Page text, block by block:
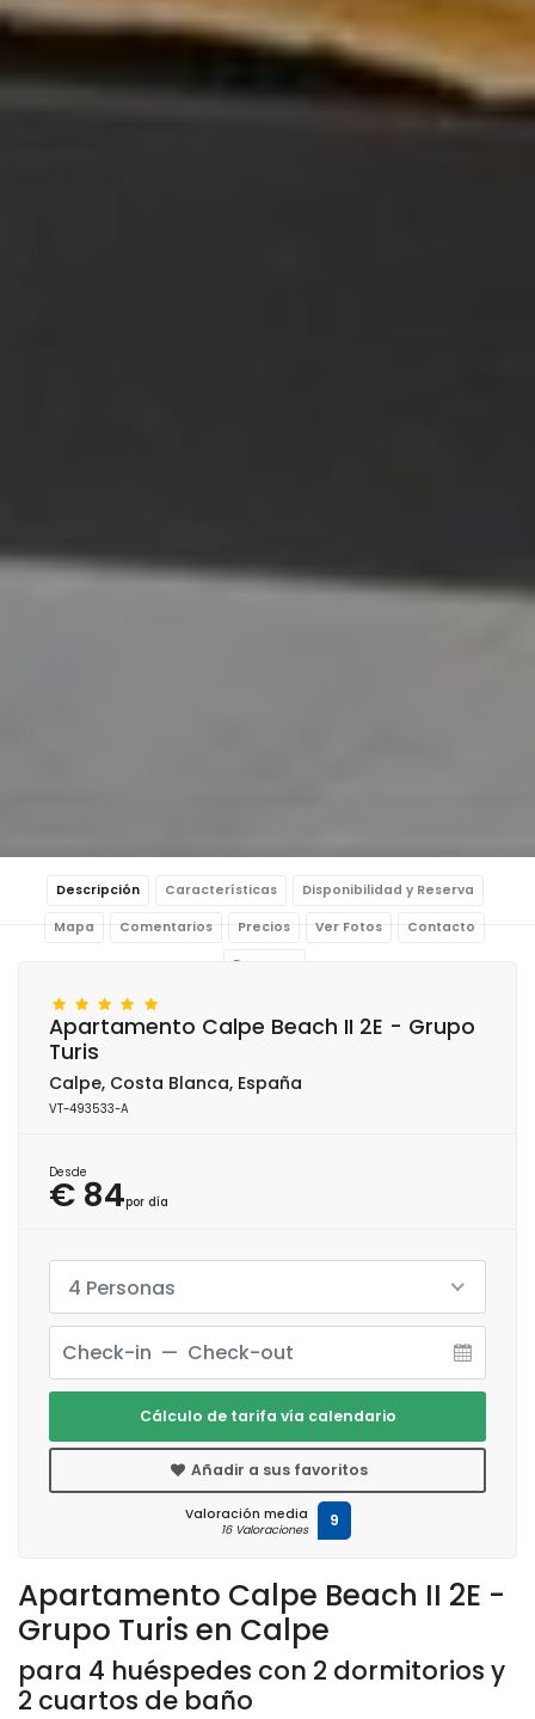
Descripción Características Disponibilidad y Reserva
Mapa Comentarios Precios Ver Fotos Contacto
Reservar
Apartamento Calpe Beach II 2E -
Grupo Turis en Calpe
para 4 huéspedes con 2 dormitorios y
2 cuartos de baño
Apartamento Calpe Beach II 2E - Grupo
Turis
Calpe, Costa Blanca, España
VT-493533-A
Desde
€ 84por día
4 Personas
Cálculo de tarifa vía calendario
Añadir a sus favoritos
Valoración media
16 Valoraciones 9